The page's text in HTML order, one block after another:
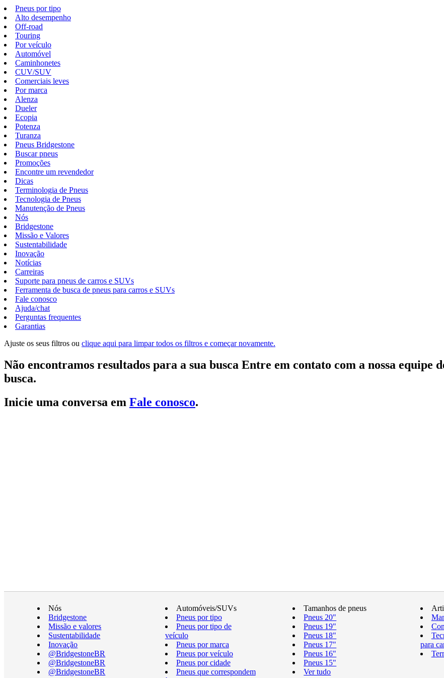
Pneus por tipo
Alto desempenho
Off-road
Touring
Por veículo
Automóvel
Caminhonetes
CUV/SUV
Comerciais leves
Por marca
Alenza
Dueler
Ecopia
Potenza
Turanza
Pneus Bridgestone
Buscar pneus
Promoções
Encontre um revendedor
Dicas
Terminologia de Pneus
Tecnologia de Pneus
Manutenção de Pneus
Nós
Bridgestone
Missão e Valores
Sustentabilidade
Inovação
Notícias
Carreiras
Suporte para pneus de carros e SUVs
Ferramenta de busca de pneus para carros e SUVs
Fale conosco
Ajuda/chat
Perguntas frequentes
Garantias
Ajuste os seus filtros ou clique aqui para limpar todos os filtros e começar novamente.
Não encontramos resultados para a sua busca Entre em contato com a nossa equipe
busca.
Inicie uma conversa em Fale conosco.
Nós
Bridgestone
Missão e valores
Sustentabilidade
Inovação
@BridgestoneBR
@BridgestoneBR
@BridgestoneBR
Automóveis/SUVs
Pneus por tipo
Pneus por tipo de
veículo
Pneus por marca
Pneus por veículo
Pneus por cidade
Pneus que correspondem
Tamanhos de pneus
Pneus 20"
Pneus 19"
Pneus 18"
Pneus 17"
Pneus 16"
Pneus 15"
Ver tudo
para